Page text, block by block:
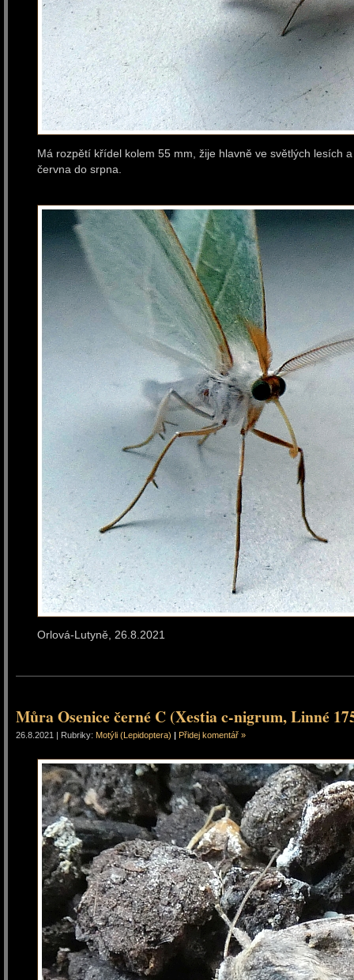
Má rozpětí křídel kolem 55 mm, žije hlavně ve světlých lesích
června do srpna.
Orlová-Lutyně,
Můra Osenice černé C (Xestia c-nigrum, Linné
26.8.2021 | Rubriky: Motýli (Lepidoptera) | Přidej komentář »